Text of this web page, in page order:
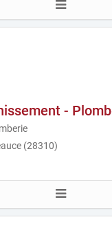
-
(28310)